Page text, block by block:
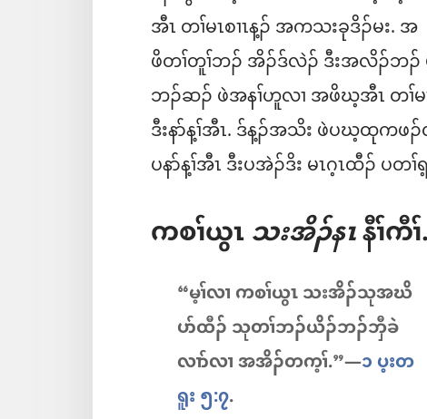
အီၤ တၢ်မၤစၢၤန့ၣ်​ အကသးခုဒိၣ်မး. အ
ဖိတၢ်တူၢ်ဘၣ်​ အိၣ်ဒ်လဲၣ်​ ဒီးအလိၣ်ဘ
ဘၣ်ဆၣ်​ ဖဲအနၢ်ဟူလၢ အဖိဃ့အီၤ တၢ်
ဒီးနာ်န့ၢ်အီၤ. ဒ်န့ၣ်အသိး ဖဲပဃ့ထုကဖ
ပနာ်န့ၢ်အီၤ ဒီးပအဲၣ်ဒိး မၤဂ့ၤထီၣ်​ ပတ
ကစၢ်ယွၤသးအိၣ်နၤနီၢ်ကီၢ်.
“မ့ၢ်လၢ ကစၢ်ယွၤ သးအိၣ်သုအဃိ
ပာ်ထီၣ်​ သုတၢ်ဘၣ်ယိၣ်ဘၣ်ဘှီခဲ
လၢာ်လၢ အအိၣ်တက့ၢ်.”—၁ ပ့းတ
ရူး ၅:၇.